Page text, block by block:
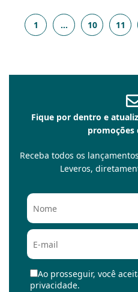
1 … 10 11
Fique por dentro e
promoções
Receba todos os
Leveros,
Ao prosseguir, você
privacidade.